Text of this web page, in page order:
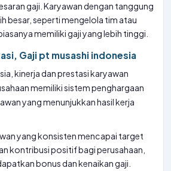
gaji. Karyawan dengan tanggung
besar, seperti mengelola tim atau
memiliki gaji yang lebih tinggi.
Gaji pt musashi indonesia
kinerja dan prestasi karyawan
memiliki sistem penghargaan
yang menunjukkan hasil kerja
yang konsisten mencapai target
kontribusi positif bagi perusahaan,
bonus dan kenaikan gaji.